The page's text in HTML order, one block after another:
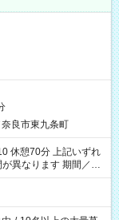
良市東九条町
休憩70分 上記いずれ
ます 期間／即